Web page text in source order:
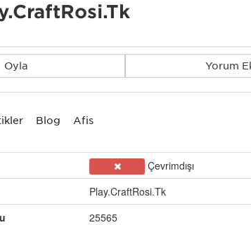
Oyla Yorum
Blog Afiş
Çevrimdışı
Play.CraftRosi.Tk
25565